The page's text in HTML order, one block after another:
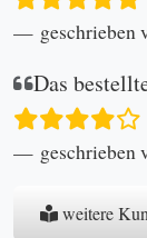
geschrieben
Das
geschrieben
weitere